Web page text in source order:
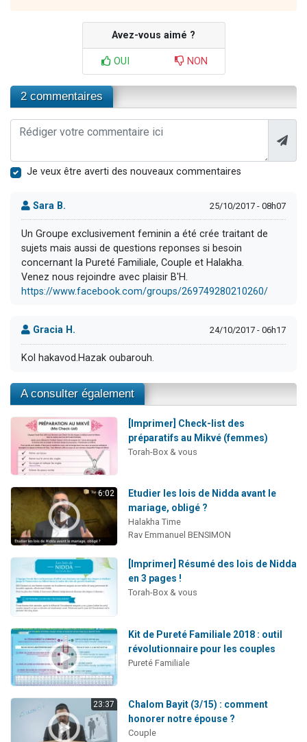
Avez-vous aimé ?
OUI NON
2 commentaires
Je veux être averti des nouveaux commentaires
Sara B. 25/10/2017 - 08h07
Un Groupe exclusivement feminin a été crée traitant de
sujets mais aussi de questions reponses si besoin
concernant la Pureté Familiale, Couple et Halakha.
Venez nous rejoindre avec plaisir B'H.
https://www.facebook.com/groups/269749280210260/
Gracia H. 24/10/2017 - 06h17
Kol hakavod.Hazak oubarouh.
A consulter également
[Imprimer] Check-list des
préparatifs au Mikvé (femmes)
Torah-Box & vous
6:02
Etudier les lois de Nidda avant le
mariage, obligé ?
Halakha Time
Rav Emmanuel BENSIMON
[Imprimer] Résumé des lois de Nidda
en 3 pages !
Torah-Box & vous
Kit de Pureté Familiale 2018 : outil
révolutionnaire pour les couples
Pureté Familiale
23:37
Chalom Bayit (3/15) : comment
honorer notre épouse ?
Couple